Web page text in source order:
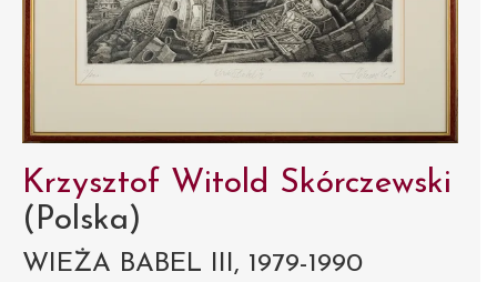
Krzysztof Witold Skórczewski
(Polska)
WIEŻA BABEL III, 1979-1990